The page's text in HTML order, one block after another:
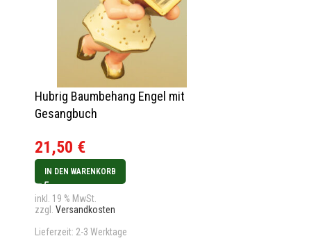
Hubrig Baumbehang Engel mit
Gesangbuch
21,50 €
IN DEN WARENKORB
inkl. 19 % MwSt.
zzgl.Versandkosten
Lieferzeit: 2-3 Werktage